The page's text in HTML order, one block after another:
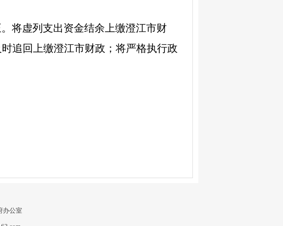
将虚列支出资金结余上缴澄江市财
追回上缴澄江市财政；将严格执行政
办公室